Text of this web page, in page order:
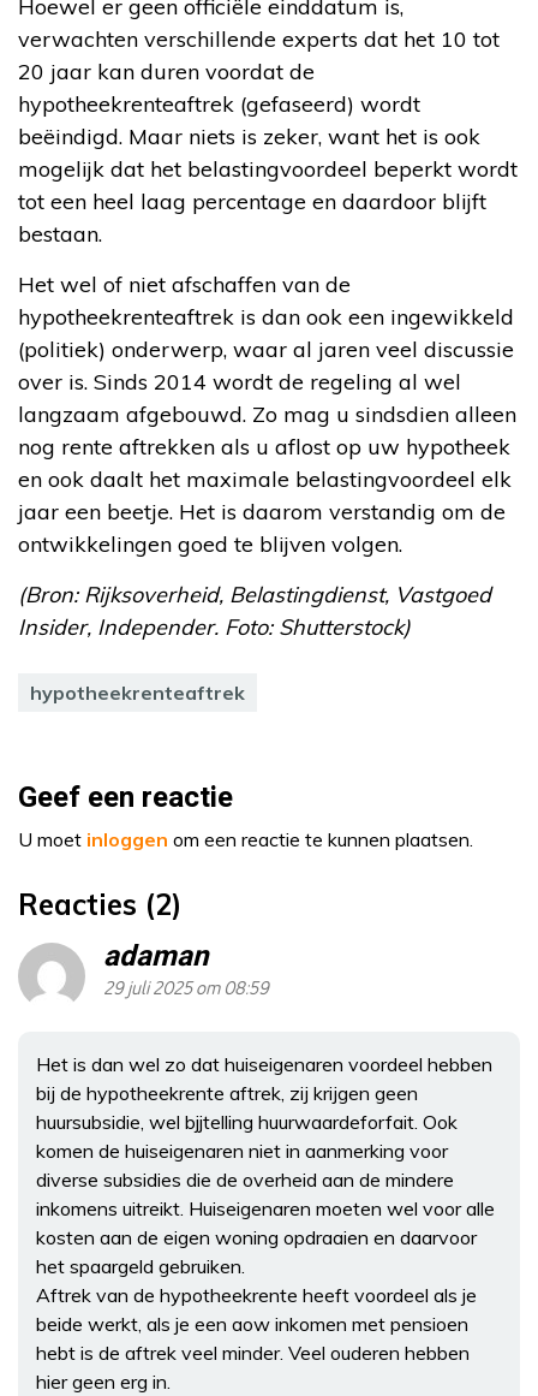
Hoewel er geen officiële einddatum is,
verwachten verschillende experts dat het 10 tot
20 jaar kan duren voordat de
hypotheekrenteaftrek (gefaseerd) wordt
beëindigd. Maar niets is zeker, want het is ook
mogelijk dat het belastingvoordeel beperkt wordt
tot een heel laag percentage en daardoor blijft
bestaan.
Het wel of niet afschaffen van de
hypotheekrenteaftrek is dan ook een ingewikkeld
(politiek) onderwerp, waar al jaren veel discussie
over is. Sinds 2014 wordt de regeling al wel
langzaam afgebouwd. Zo mag u sindsdien alleen
nog rente aftrekken als u aflost op uw hypotheek
en ook daalt het maximale belastingvoordeel elk
jaar een beetje. Het is daarom verstandig om de
ontwikkelingen goed te blijven volgen.
(Bron: Rijksoverheid, Belastingdienst, Vastgoed
Insider, Independer. Foto: Shutterstock)
hypotheekrenteaftrek
Geef een reactie
U moet inloggen om een reactie te kunnen plaatsen.
Reacties (2)
adaman
29 juli 2025 om 08:59
Het is dan wel zo dat huiseigenaren voordeel hebben
bij de hypotheekrente aftrek, zij krijgen geen
huursubsidie, wel bjjtelling huurwaardeforfait. Ook
komen de huiseigenaren niet in aanmerking voor
diverse subsidies die de overheid aan de mindere
inkomens uitreikt. Huiseigenaren moeten wel voor alle
kosten aan de eigen woning opdraaien en daarvoor
het spaargeld gebruiken.
Aftrek van de hypotheekrente heeft voordeel als je
beide werkt, als je een aow inkomen met pensioen
hebt is de aftrek veel minder. Veel ouderen hebben
hier geen erg in.